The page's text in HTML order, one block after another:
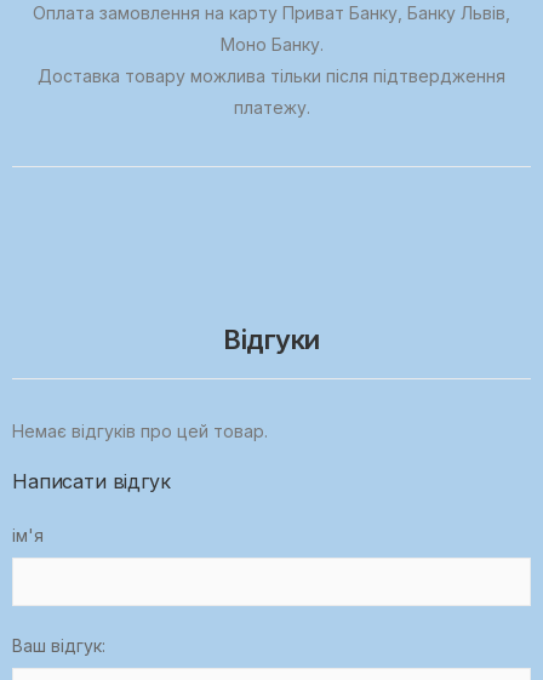
Оплата замовлення на карту Приват Банку, Банку Львів,
Моно Банку.
Доставка товару можлива тільки після підтвердження
платежу.
Відгуки
Немає відгуків про цей товар.
Написати відгук
ім'я
Ваш відгук: